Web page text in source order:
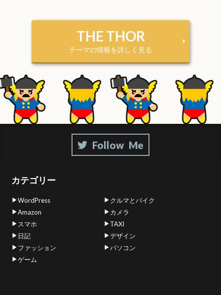
THE THOR
テーマの情報を詳しく見る
カテゴリー
WordPress
クルマとバイク
Amazon
カメラ
スマホ
TAXI
日記
デザイン
ファッション
パソコン
ゲーム